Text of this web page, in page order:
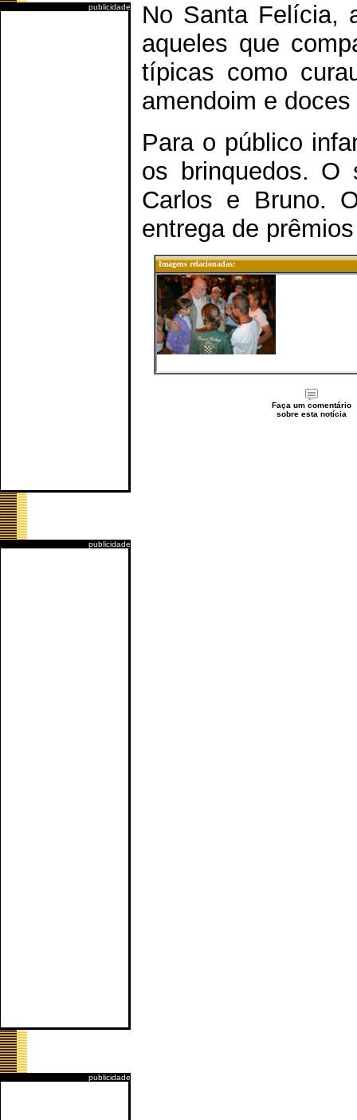
publicidade
publicidade
publicidade
No Santa Felícia,
aqueles que
típicas como
amendoim e
Para o público
os brinquedos. O
Carlos e Bruno.
entrega de
Imagens relacionadas:
Faça um comentário
sobre esta notícia